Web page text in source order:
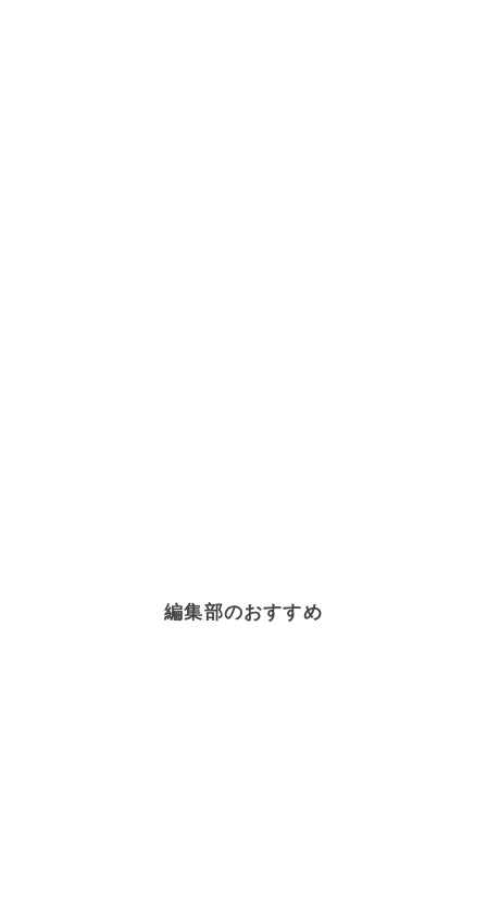
編集部のおすすめ